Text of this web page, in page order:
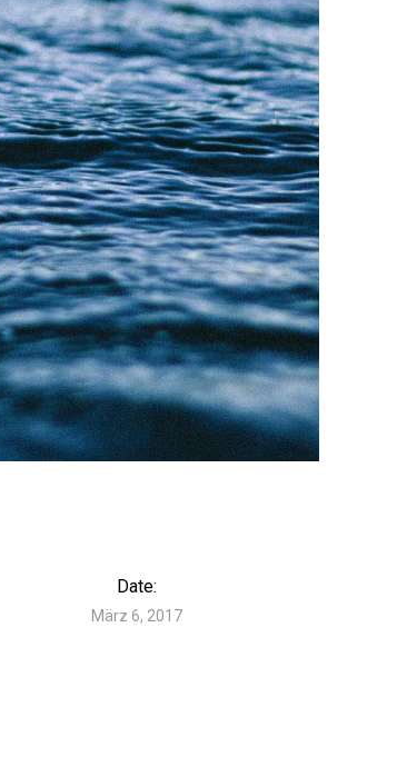
Date:
März 6, 2017